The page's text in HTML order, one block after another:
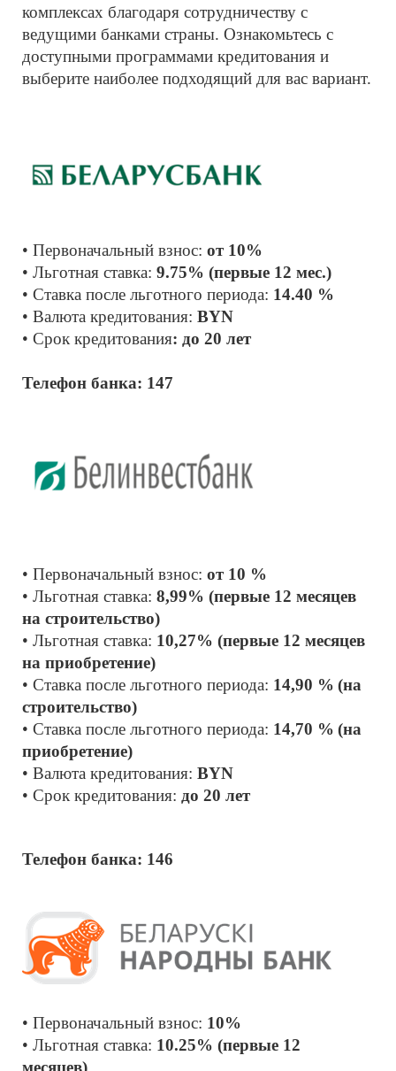
комплексах благодаря сотрудничеству с
ведущими банками страны. Ознакомьтесь с
доступными программами кредитования и
выберите наиболее подходящий для вас вариант.
• Первоначальный взнос: от 10%
• Льготная ставка: 9.75% (первые 12 мес.)
• Ставка после льготного периода: 14.40 %
• Валюта кредитования: BYN
• Срок кредитования: до 20 лет
Телефон банка: 147
• Первоначальный взнос: от 10 %
• Льготная ставка: 8,99% (первые 12 месяцев
на строительство)
• Льготная ставка: 10,27% (первые 12 месяцев
на приобретение)
• Ставка после льготного периода: 14,90 % (на
строительство)
• Ставка после льготного периода: 14,70 % (на
приобретение)
• Валюта кредитования: BYN
• Срок кредитования: до 20 лет
Телефон банка: 146
• Первоначальный взнос: 10%
• Льготная ставка: 10.25% (первые 12
месяцев)